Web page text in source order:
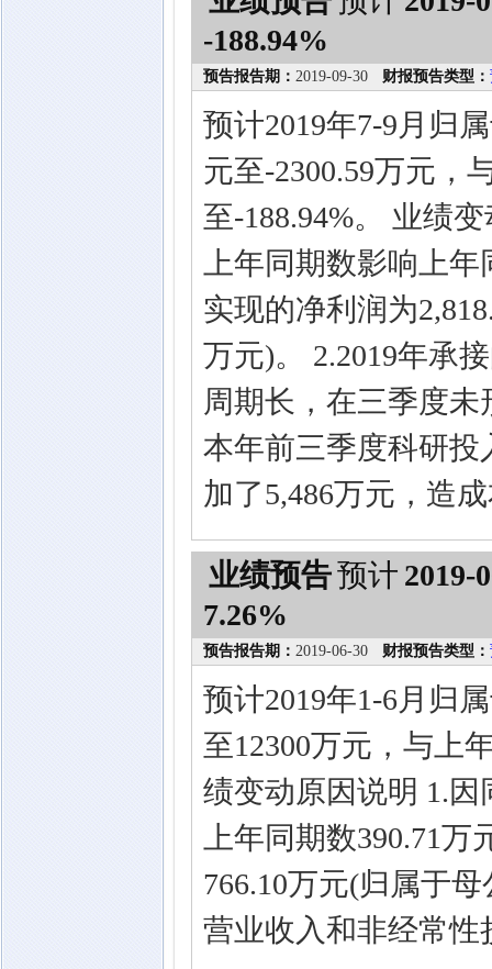
-188.94%
预告报告期： 2019-09-30 财报预告类型：
预计2019年7-9月归
元至-2300.59万元，
至-188.94%。 业绩
上年同期数影响上
实现的净利润为
万元)。 2.2019年承
周期长，在三季度未
本年前三季度科研投
加了5,486万元，造
业绩预告预计 2019-
7.26%
预告报告期： 2019-06-30 财报预告类型：
预计2019年1-6月归
至12300万元，与上
绩变动原因说明 1.
上年同期数390.71
766.10万元(归属于
营业收入和非经常